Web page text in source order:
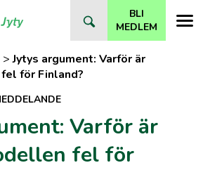
BLI
MEDLEM
>Jytys argument: Varför är
för Finland?
Varför är
fel för